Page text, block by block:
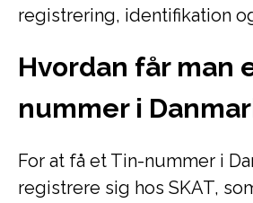
registrering, identifikation
Hvordan får man
nummer i
For at få et Tin-nummer i
registrere sig hos SKAT,